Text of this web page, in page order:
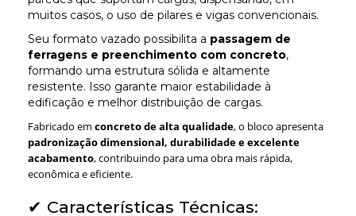
muitos casos, o uso de pilares e vigas convencionais.
Seu formato vazado possibilita a passagem de
ferragens e preenchimento com concreto,
formando uma estrutura sólida e altamente
resistente. Isso garante maior estabilidade à
edificação e melhor distribuição de cargas.
Fabricado em concreto de alta qualidade, o bloco apresenta
padronização dimensional, durabilidade e excelente
acabamento, contribuindo para uma obra mais rápida,
econômica e eficiente.
✔ Características Técnicas: